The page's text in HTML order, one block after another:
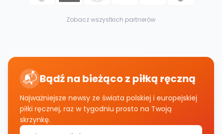
Zobacz wszystkich partnerów
📬 Bądź na bieżąco z piłką ręczną
Najważniejsze newsy ze świata polskiej i europejskiej
piłki ręcznej, raz w tygodniu prosto na Twoją
skrzynkę.